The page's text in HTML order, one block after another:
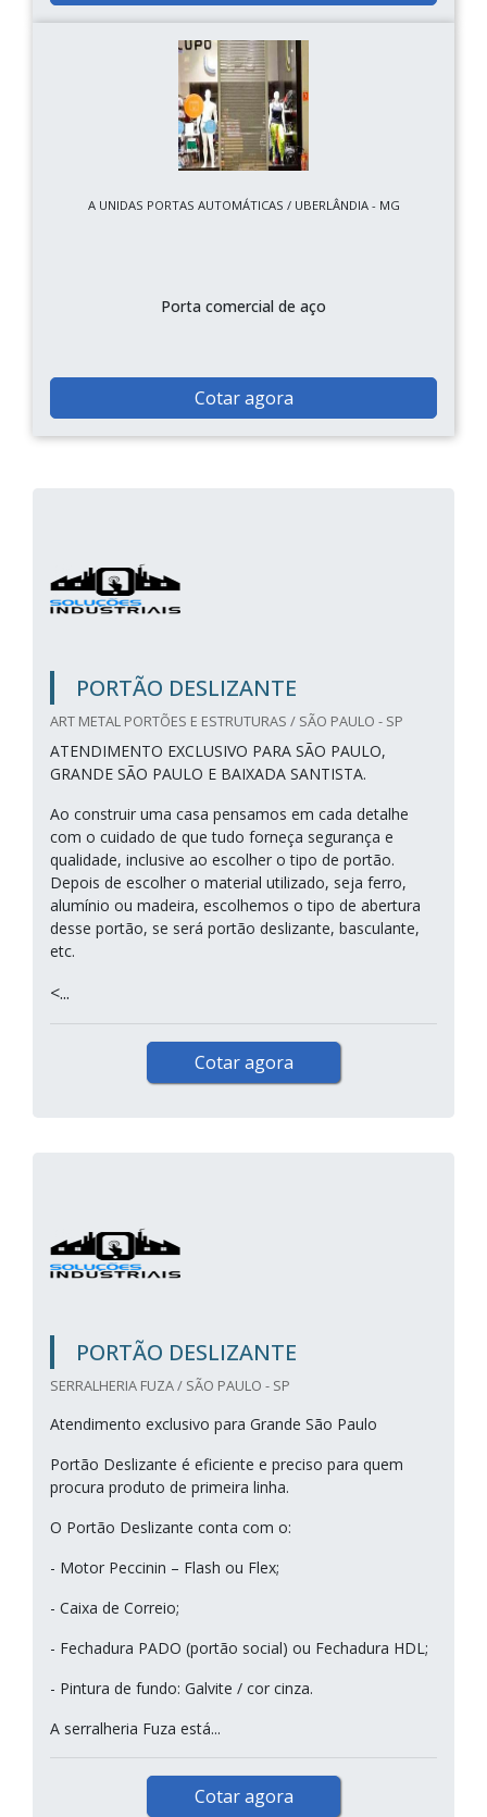
A UNIDAS PORTAS AUTOMÁTICAS / UBERLÂNDIA - MG
Porta comercial de aço
Cotar agora
PORTÃO DESLIZANTE
ART METAL PORTÕES E ESTRUTURAS / SÃO PAULO - SP
ATENDIMENTO EXCLUSIVO PARA SÃO PAULO,
GRANDE SÃO PAULO E BAIXADA SANTISTA.
Ao construir uma casa pensamos em cada detalhe
com o cuidado de que tudo forneça segurança e
qualidade, inclusive ao escolher o tipo de portão.
Depois de escolher o material utilizado, seja ferro,
alumínio ou madeira, escolhemos o tipo de abertura
desse portão, se será portão deslizante, basculante,
etc.
<...
Cotar agora
PORTÃO DESLIZANTE
SERRALHERIA FUZA / SÃO PAULO - SP
Atendimento exclusivo para Grande São Paulo
Portão Deslizante é eficiente e preciso para quem
procura produto de primeira linha.
O Portão Deslizante conta com o:
- Motor Peccinin – Flash ou Flex;
- Caixa de Correio;
- Fechadura PADO (portão social) ou Fechadura HDL;
- Pintura de fundo: Galvite / cor cinza.
A serralheria Fuza está...
Cotar agora